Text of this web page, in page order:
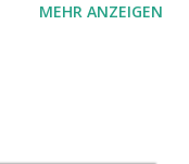
Blick auf das was
MEHR ANZEIGEN